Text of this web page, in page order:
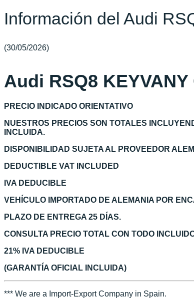
Información del Audi
(30/05/2026)
Audi RSQ8
PRECIO INDICADO ORIENTATIVO
NUESTROS PRECIOS SON TOTALES
INCLUIDA.
DISPONIBILIDAD SUJETA AL PROVEEDOR
DEDUCTIBLE VAT INCLUDED
IVA DEDUCIBLE
VEHÍCULO IMPORTADO DE ALEMANIA POR
PLAZO DE ENTREGA 25 DÍAS.
CONSULTA PRECIO TOTAL CON TODO
21% IVA DEDUCIBLE
(GARANTÍA OFICIAL INCLUIDA)
*** We are a Import-Export Company in Spain.